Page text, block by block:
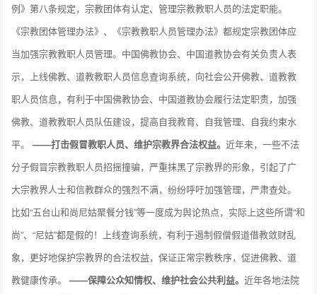
例》第八条规定，宗教团体有认定、管理宗教教职人员的法定职能。
《宗教团体管理办法》、《宗教教职人员管理办法》都规定宗教团体应
当加强宗教教职人员管理。中国佛教协会、中国道教协会有关负责人表
示，上线佛教、道教教职人员信息查询系统，向社会公开佛教、道教教
职人员信息，有利于中国佛教协会、中国道教协会履行法定职责，加强
佛教、道教教职人员队伍建设，提高自我教育、自我管理、自我约束水
平。——打击假冒教职人员、维护宗教界合法权益。近年来，一些不法
分子假冒宗教教职人员招摇撞骗，严重抹黑了宗教界的形象，引起了广
大宗教界人士和信教群众的强烈不满，纷纷呼吁加强管理，严肃查处。
比如“五台山和尚尼姑聚餐分钱”等一度成为舆论热点，实际上这些所谓“和
尚”、“尼姑”都是假的！上线查询系统，有利于遏制假僧假道借教敛财乱
象，更好地保护宗教界的合法权益，保证正常宗教秩序，促进佛教、道
教健康传承。——保障公众知情权、维护社会公共利益。近年各地法院